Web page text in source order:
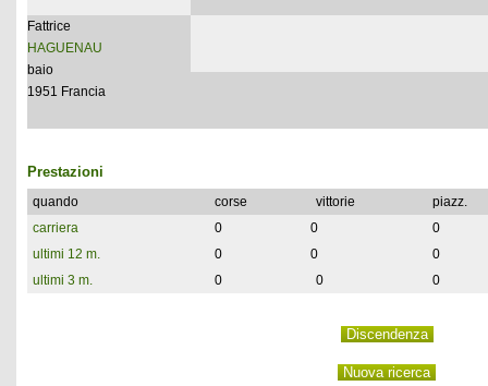
Fattrice
HAGUENAU
baio
1951 Francia
Prestazioni
quando corse vittorie
piazz.
carriera
0 0
0
ultimi 12 m.
0 0
0
ultimi 3 m.
0 0 0